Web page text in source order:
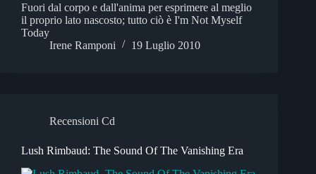
Fuori dal corpo e dall'anima per esprimere al meglio
il proprio lato nascosto; tutto ciò è I'm Not Myself
Today
Irene Ramponi
19 Luglio 2010
Recensioni Cd
Lush Rimbaud: The Sound Of The Vanishing Era